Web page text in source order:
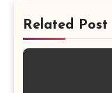
Related Post